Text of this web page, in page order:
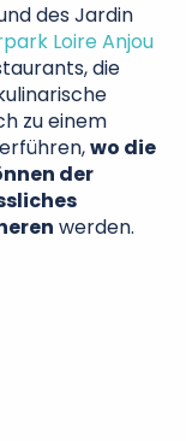
des Jardin
Loire Anjou
die
zu einem
wo die
der
werden.